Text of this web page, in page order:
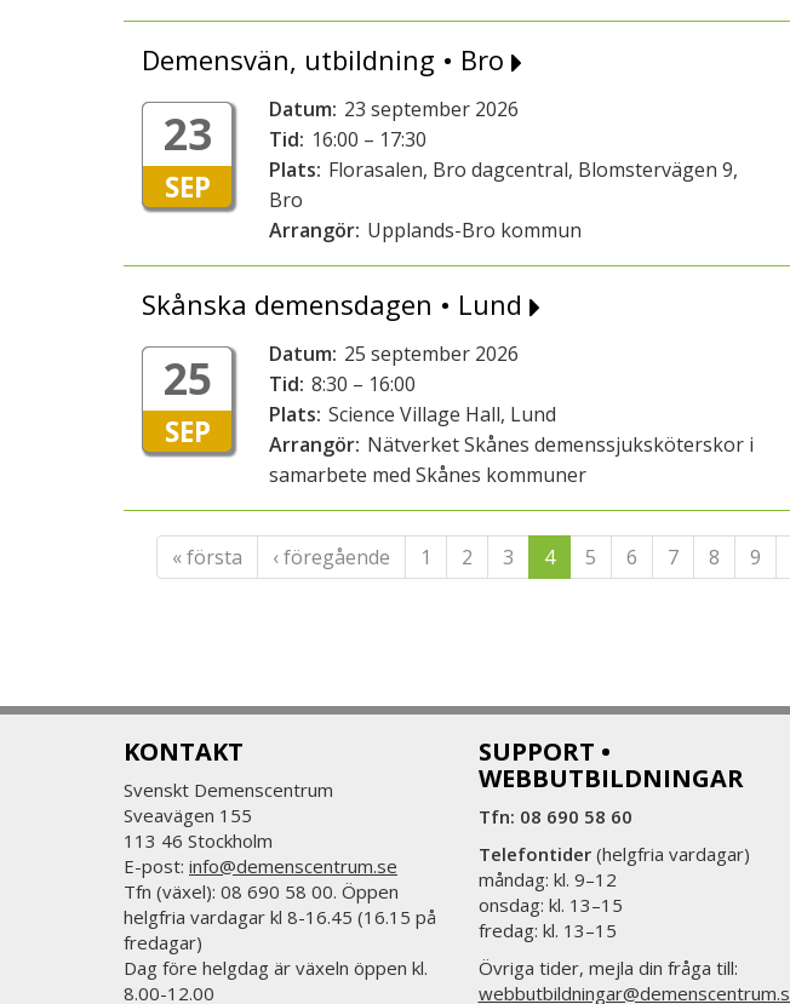
Demensvän, utbildning • Bro
23
SEP
Datum: 23 september 2026
Tid: 16:00 – 17:30
Plats: Florasalen, Bro dagcentral, Blomstervägen 9,
Bro
Arrangör: Upplands-Bro kommun
Skånska demensdagen • Lund
25
SEP
Datum: 25 september 2026
Tid: 8:30 – 16:00
Plats: Science Village Hall, Lund
Arrangör: Nätverket Skånes demenssjuksköterskor i
samarbete med Skånes kommuner
« första ‹ föregående 1 2 3 4 5 6 7 8 9
KONTAKT
Svenskt Demenscentrum
Sveavägen 155
113 46 Stockholm
E-post: info@demenscentrum.se
Tfn (växel): 08 690 58 00. Öppen
helgfria vardagar kl 8-16.45 (16.15 på
fredagar)
Dag före helgdag är växeln öppen kl.
8.00-12.00
SUPPORT •
WEBBUTBILDNINGAR
Tfn: 08 690 58 60
Telefontider(helgfria vardagar)
måndag: kl. 9–12
onsdag: kl. 13–15
fredag: kl. 13–15
Övriga tider, mejla din fråga till: